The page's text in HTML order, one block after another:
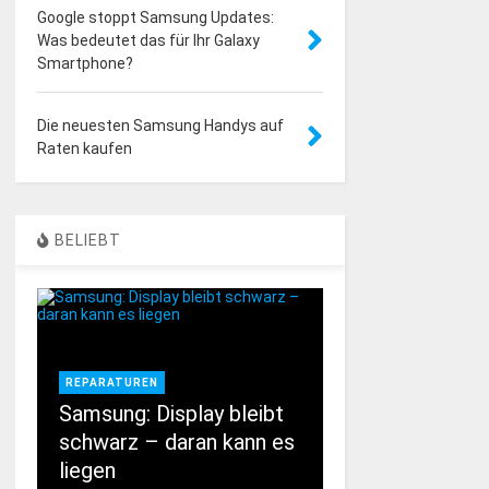
Google stoppt Samsung Updates:
Was bedeutet das für Ihr Galaxy
Smartphone?
Die neuesten Samsung Handys auf
Raten kaufen
BELIEBT
REPARATUREN
Samsung: Display bleibt
schwarz – daran kann es
liegen